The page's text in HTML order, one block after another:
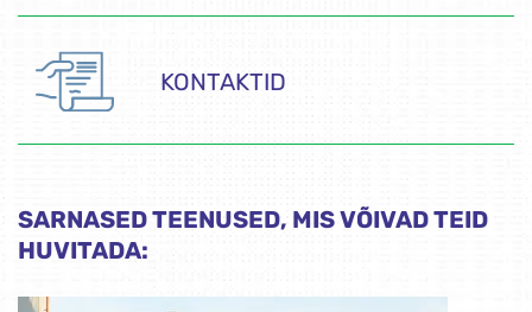
KONTAKTID
SARNASED TEENUSED, MIS VÕIVAD TEID
HUVITADA: